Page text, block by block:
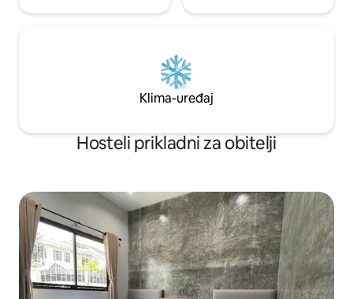
Klima-uređaj
Hosteli prikladni za obitelji